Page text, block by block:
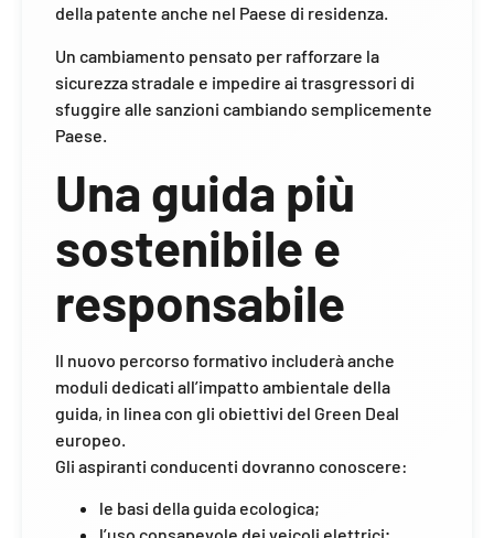
della patente anche nel Paese di residenza.
Un cambiamento pensato per rafforzare la
sicurezza stradale e impedire ai trasgressori di
sfuggire alle sanzioni cambiando semplicemente
Paese.
Una guida più
sostenibile e
responsabile
Il nuovo percorso formativo includerà anche
moduli dedicati all’impatto ambientale della
guida, in linea con gli obiettivi del Green Deal
europeo.
Gli aspiranti conducenti dovranno conoscere:
le basi della guida ecologica;